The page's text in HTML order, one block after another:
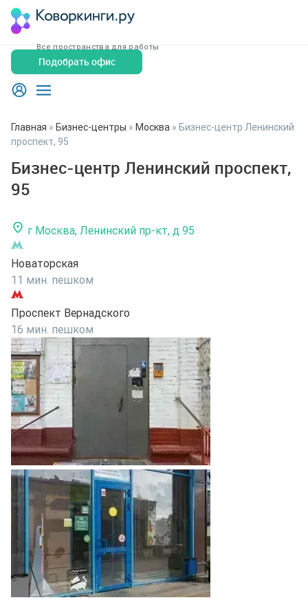
Все пространства для работы
Подобрать офис
Главная » Бизнес-центры » Москва » Бизнес-центр Ленинский
проспект, 95
Бизнес-центр Ленинский проспект,
95
г Москва, Ленинский пр-кт, д 95
Новаторская
11 мин. пешком
Проспект Вернадского
16 мин. пешком